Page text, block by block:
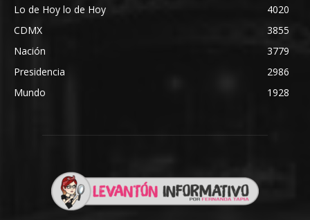
Lo de Hoy lo de Hoy
4020
CDMX
3855
Nación
3779
Presidencia
2986
Mundo
1928